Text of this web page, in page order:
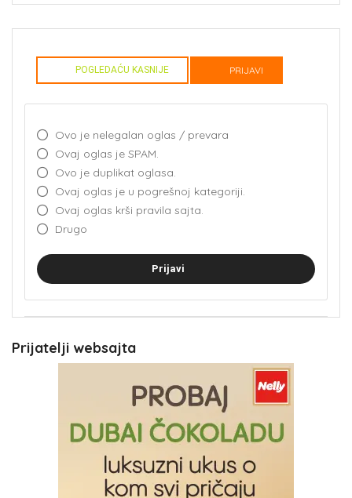
POGLEDAĆU KASNIJE PRIJAVI
Ovo je nelegalan oglas / prevara
Ovaj oglas je SPAM.
Ovo je duplikat oglasa.
Ovaj oglas je u pogrešnoj kategoriji.
Ovaj oglas krši pravila sajta.
Drugo
Prijavi
Prijatelji websajta